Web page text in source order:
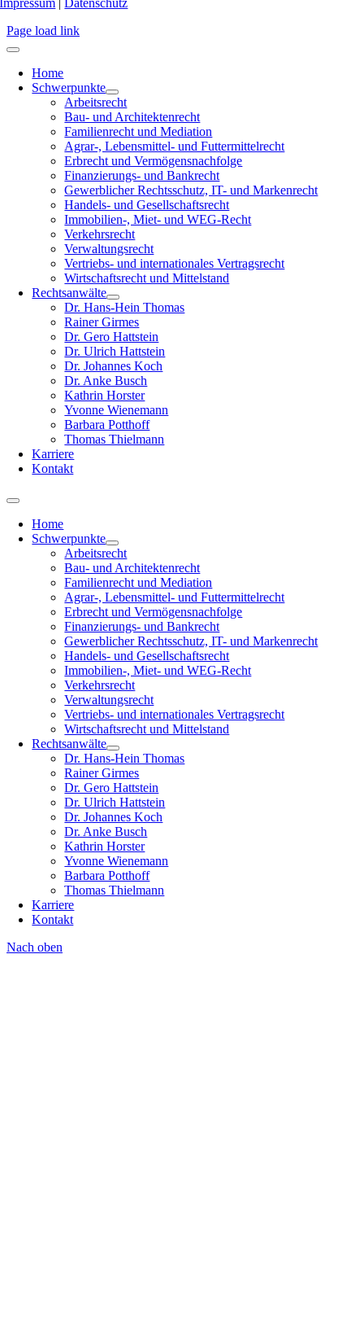
Impressum
Datenschutz
Page load link
Home
Schwerpunkte
Arbeitsrecht
Bau- und Architektenrecht
Familienrecht und Mediation
Agrar-, Lebensmittel- und Futtermittelrecht
Erbrecht und Vermögensnachfolge
Finanzierungs- und Bankrecht
Gewerblicher Rechtsschutz, IT- und Markenrecht
Handels- und Gesellschaftsrecht
Immobilien-, Miet- und WEG-Recht
Verkehrsrecht
Verwaltungsrecht
Vertriebs- und internationales Vertragsrecht
Wirtschaftsrecht und Mittelstand
Rechtsanwälte
Dr. Hans-Hein Thomas
Rainer Girmes
Dr. Gero Hattstein
Dr. Ulrich Hattstein
Dr. Johannes Koch
Dr. Anke Busch
Kathrin Horster
Yvonne Wienemann
Barbara Potthoff
Thomas Thielmann
Karriere
Kontakt
Home
Schwerpunkte
Arbeitsrecht
Bau- und Architektenrecht
Familienrecht und Mediation
Agrar-, Lebensmittel- und Futtermittelrecht
Erbrecht und Vermögensnachfolge
Finanzierungs- und Bankrecht
Gewerblicher Rechtsschutz, IT- und Markenrecht
Handels- und Gesellschaftsrecht
Immobilien-, Miet- und WEG-Recht
Verkehrsrecht
Verwaltungsrecht
Vertriebs- und internationales Vertragsrecht
Wirtschaftsrecht und Mittelstand
Rechtsanwälte
Dr. Hans-Hein Thomas
Rainer Girmes
Dr. Gero Hattstein
Dr. Ulrich Hattstein
Dr. Johannes Koch
Dr. Anke Busch
Kathrin Horster
Yvonne Wienemann
Barbara Potthoff
Thomas Thielmann
Karriere
Kontakt
Nach oben